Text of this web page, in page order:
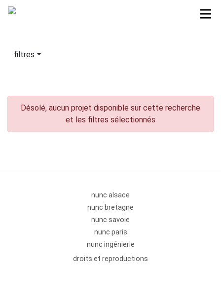
filtres
Désolé, aucun projet disponible sur cette recherche
et les filtres sélectionnés
nunc alsace
nunc bretagne
nunc savoie
nunc paris
nunc ingénierie
droits et reproductions